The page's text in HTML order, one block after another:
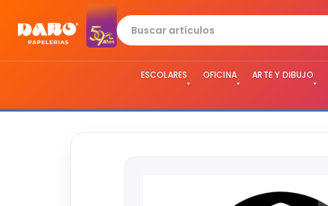
ESCOLARES
▾
OFICINA
▾
ARTE Y DIBUJO
▾